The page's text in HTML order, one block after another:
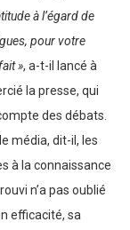
à l’égard de
pour votre
», a-t-il lancé à
la presse, qui
des débats.
média, dit-il, les
à la connaissance
n’a pas oublié
efficacité, sa